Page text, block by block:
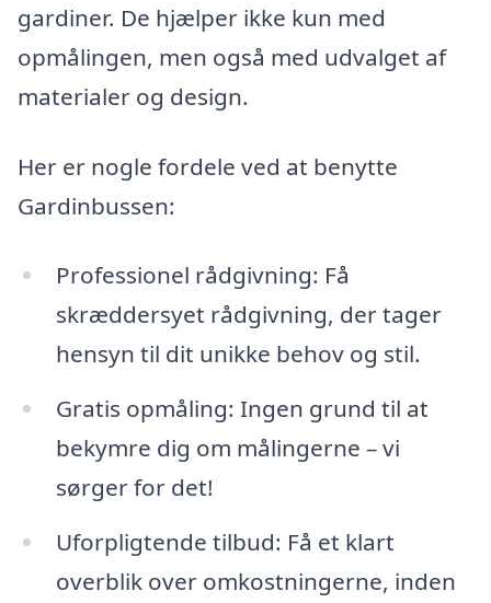
gardiner. De hjælper ikke kun med
opmålingen, men også med udvalget af
materialer og design.
Her er nogle fordele ved at benytte
Gardinbussen:
Professionel rådgivning: Få
skræddersyet rådgivning, der tager
hensyn til dit unikke behov og stil.
Gratis opmåling: Ingen grund til at
bekymre dig om målingerne – vi
sørger for det!
Uforpligtende tilbud: Få et klart
overblik over omkostningerne, inden